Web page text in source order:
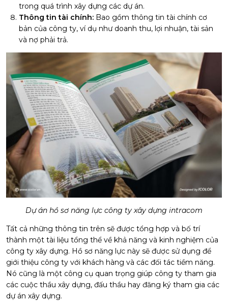
trong quá trình xây dựng các dự án.
Thông tin tài chính: Bao gồm thông tin tài chính cơ
bản của công ty, ví dụ như doanh thu, lợi nhuận, tài sản
và nợ phải trả.
Dự án hồ sơ năng lực công ty xây dựng intracom
Tất cả những thông tin trên sẽ được tổng hợp và bố trí
thành một tài liệu tổng thể về khả năng và kinh nghiệm của
công ty xây dựng. Hồ sơ năng lực này sẽ được sử dụng để
giới thiệu công ty với khách hàng và các đối tác tiềm năng.
Nó cũng là một công cụ quan trọng giúp công ty tham gia
các cuộc thầu xây dựng, đấu thầu hay đăng ký tham gia các
dự án xây dựng.